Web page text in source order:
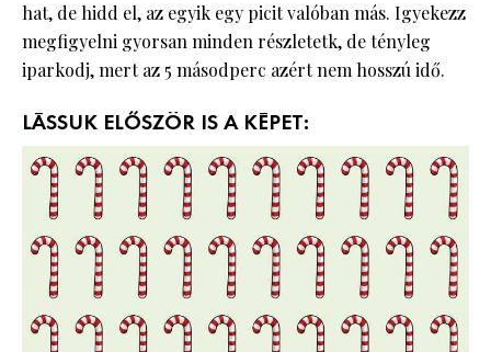
hat, de hidd el, az egyik egy picit valóban más. Igyekezz
megfigyelni gyorsan minden részletetk, de tényleg
iparkodj, mert az 5 másodperc azért nem hosszú idő.
LÁSSUK ELŐSZÖR IS A KÉPET: